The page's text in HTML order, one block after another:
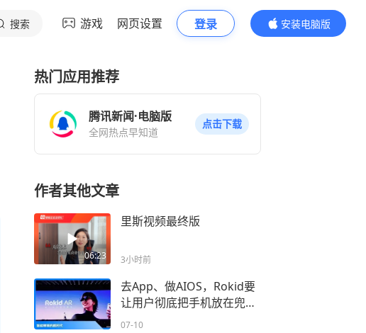
搜索 游戏 网页设置 登录
安装电脑版
内容更精彩
热门应用推荐
腾讯新闻·电脑版
全网热点早知道
点击下载
作者其他文章
06:23
里斯视频最终版
3小时前
去App、做AIOS，Rokid要
让用户彻底把手机放在兜里
不拿出来
07-10